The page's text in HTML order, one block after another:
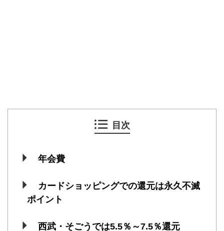
目次
年会費
カードショッピングでの還元は永久不滅
ポイント
西武・そごうでは5.5％～7.5％還元